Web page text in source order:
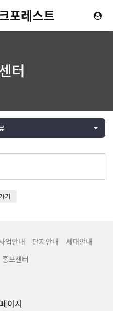
포레스트
터
기
업안내 단지안내
세대안내
홍보센터
이지